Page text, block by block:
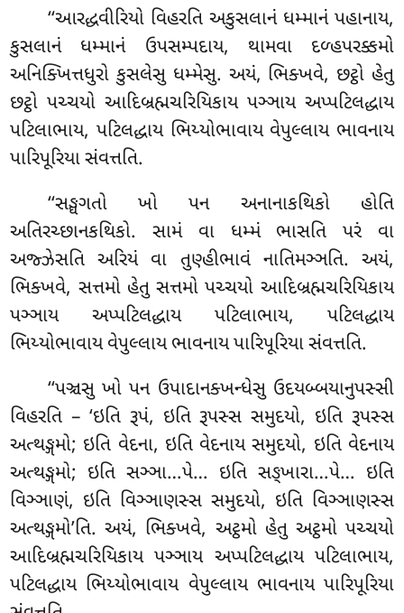
‘‘આરદ્ધવીરિયો વિહરતિ અકુસલાનં ધમ્માનં પહાનાય,
કુસલાનં ધમ્માનં ઉપસમ્પદાય, થામવા દળ્હપરક્કમો
અનિક્ખિત્તધુરો કુસલેસુ ધમ્મેસુ. અયં, ભિક્ખવે, છટ્ઠો હેતુ
છટ્ઠો પચ્ચયો આદિબ્રહ્મચરિયિકાય પઞ્ઞાય અપ્પટિલદ્ધાય
પટિલાભાય, પટિલદ્ધાય ભિય્યોભાવાય વેપુલ્લાય ભાવનાય
પારિપૂરિયા સંવત્તતિ.
‘‘સઙ્ઘગતોખો પન અનાનાકથિકો હોતિ
અતિરચ્છાનકથિકો. સામં વા ધમ્મં ભાસતિ પરં વા
અજ્ઝેસતિ અરિયં વા તુણ્હીભાવં નાતિમઞ્ઞતિ. અયં,
ભિક્ખવે, સત્તમો હેતુ સત્તમો પચ્ચયો આદિબ્રહ્મચરિયિકાય
પઞ્ઞાય અપ્પટિલદ્ધાય પટિલાભાય, પટિલદ્ધાય
ભિય્યોભાવાય વેપુલ્લાય ભાવનાય પારિપૂરિયા સંવત્તતિ.
‘‘પઞ્ચસુ ખો પન ઉપાદાનક્ખન્ધેસુ ઉદયબ્બયાનુપસ્સી
વિહરતિ – ‘ઇતિ રૂપં, ઇતિ રૂપસ્સ સમુદયો, ઇતિ રૂપસ્સ
અત્થઙ્ગમો; ઇતિ વેદના, ઇતિ વેદનાય સમુદયો, ઇતિ વેદનાય
અત્થઙ્ગમો; ઇતિ સઞ્ઞા…પે… ઇતિ સઙ્ખારા…પે… ઇતિ
વિઞ્ઞાણં, ઇતિ વિઞ્ઞાણસ્સ સમુદયો, ઇતિ વિઞ્ઞાણસ્સ
અત્થઙ્ગમો’તિ. અયં, ભિક્ખવે, અટ્ઠમો હેતુ અટ્ઠમો પચ્ચયો
આદિબ્રહ્મચરિયિકાય પઞ્ઞાય અપ્પટિલદ્ધાય પટિલાભાય,
પટિલદ્ધાય ભિય્યોભાવાય વેપુલ્લાય ભાવનાય પારિપૂરિયા